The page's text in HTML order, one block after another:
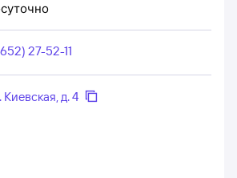
27-52-11
д. 4